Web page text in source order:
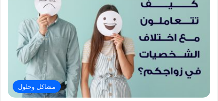
مشاكل وحلول